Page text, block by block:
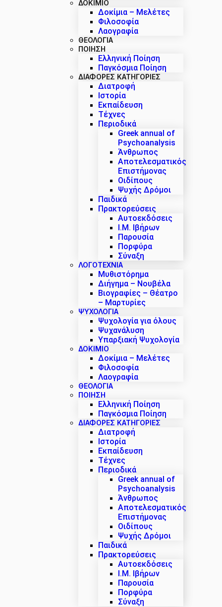
ΔΟΚΊΜΙΟ
Δοκίμια – Μελέτες
Φιλοσοφία
Λαογραφία
ΘΕΟΛΟΓΙΑ
ΠΟΙΗΣΗ
Ελληνική Ποίηση
Παγκόσμια Ποίηση
ΔΙΑΦΟΡΕΣ ΚΑΤΗΓΟΡΙΕΣ
Διατροφή
Ιστορία
Εκπαίδευση
Τέχνες
Περιοδικά
Greek annual of
Psychoanalysis
Άνθρωπος
Αποτελεσματικός
Επιστήμονας
Οιδίπους
Ψυχής Δρόμοι
Παιδικά
Πρακτoρεύσεις
Αυτοεκδόσεις
Ι.Μ. Ιβήρων
Παρουσία
Πορφύρα
Σύναξη
ΛΟΓΟΤΕΧΝΙΑ
Μυθιστόρημα
Διήγημα – Νουβέλα
Βιογραφίες – Θέατρο
– Μαρτυρίες
ΨΥΧΟΛΟΓΙΑ
Ψυχολογία για όλους
Ψυχανάλυση
Υπαρξιακή Ψυχολογία
ΔΟΚΊΜΙΟ
Δοκίμια – Μελέτες
Φιλοσοφία
Λαογραφία
ΘΕΟΛΟΓΙΑ
ΠΟΙΗΣΗ
Ελληνική Ποίηση
Παγκόσμια Ποίηση
ΔΙΑΦΟΡΕΣ ΚΑΤΗΓΟΡΙΕΣ
Διατροφή
Ιστορία
Εκπαίδευση
Τέχνες
Περιοδικά
Greek annual of
Psychoanalysis
Άνθρωπος
Αποτελεσματικός
Επιστήμονας
Οιδίπους
Ψυχής Δρόμοι
Παιδικά
Πρακτoρεύσεις
Αυτοεκδόσεις
Ι.Μ. Ιβήρων
Παρουσία
Πορφύρα
Σύναξη